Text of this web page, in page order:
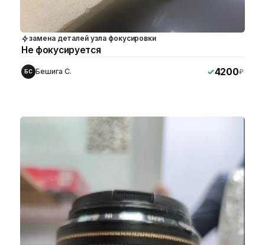
замена деталей узла фокусировки
Не фокусируется
БС Бешига С. 4200₽